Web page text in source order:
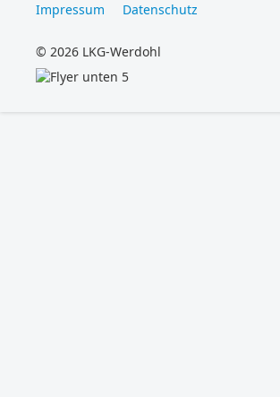
Impressum Datenschutz
© 2026 LKG-Werdohl